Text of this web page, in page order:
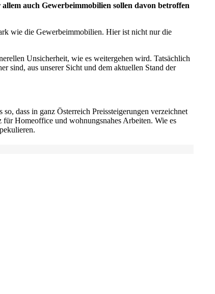
auch Gewerbeimmobilien sollen davon betroffen
wie die Gewerbeimmobilien. Hier ist nicht nur die
Unsicherheit, wie es weitergehen wird. Tatsächlich
sind, aus unserer Sicht und dem aktuellen Stand der
dass in ganz Österreich Preissteigerungen verzeichnet
Homeoffice und wohnungsnahes Arbeiten. Wie es